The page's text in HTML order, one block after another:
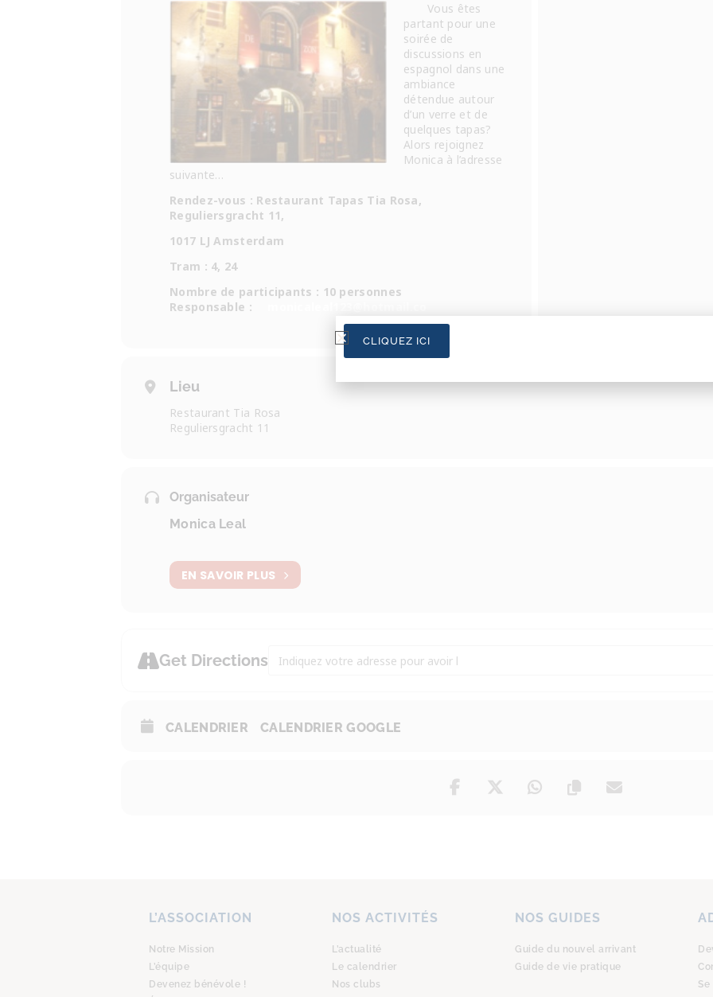
Vous êtes
partant pour une
soirée de
discussions en
espagnol dans une
ambiance
détendue autour
d’un verre et de
quelques tapas?
Alors rejoignez
Monica à l’adresse
suivante…
Rendez-vous : Restaurant Tapas Tia Rosa,
Reguliersgracht 11,
1017 LJ Amsterdam
Tram : 4, 24
Nombre de participants : 10 personnes
Responsable :
Lieu
Restaurant Tia Rosa
Reguliersgracht 11
Organisateur
Monica Leal
EN SAVOIR PLUS
Get Directions Address - Dîner espagnol [CSHCZfjZc]
CALENDRIER CALENDRIER GOOGLE
L’ASSOCIATION
Notre Mission
L’équipe
Devenez bénévole !
NOS ACTIVITÉS
L’actualité
Le calendrier
Nos clubs
NOS GUIDES
Guide du nouvel arrivant
Guide de vie pratique
CLIQUEZ ICI